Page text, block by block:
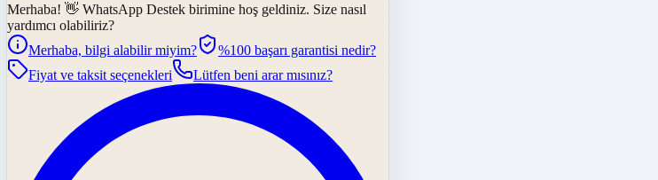
Merhaba! 👋 WhatsApp Destek birimine hoş geldiniz. Size nasıl
yardımcı olabiliriz?
Merhaba, bilgi alabilir miyim?
%100 başarı garantisi nedir?
Fiyat ve taksit seçenekleri
Lütfen beni arar mısınız?